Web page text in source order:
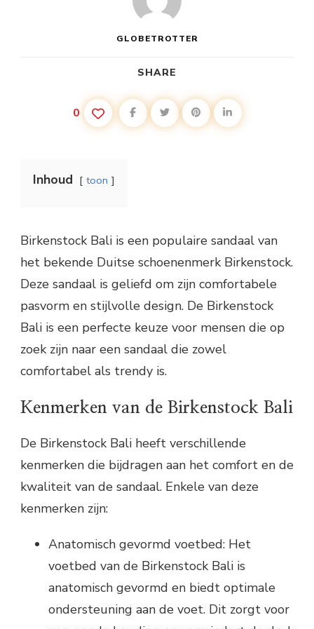
GLOBETROTTER
SHARE
0
Inhoud toon
Birkenstock Bali is een populaire sandaal van
het bekende Duitse schoenenmerk Birkenstock.
Deze sandaal is geliefd om zijn comfortabele
pasvorm en stijlvolle design. De Birkenstock
Bali is een perfecte keuze voor mensen die op
zoek zijn naar een sandaal die zowel
comfortabel als trendy is.
Kenmerken van de Birkenstock Bali
De Birkenstock Bali heeft verschillende
kenmerken die bijdragen aan het comfort en de
kwaliteit van de sandaal. Enkele van deze
kenmerken zijn:
Anatomisch gevormd voetbed: Het
voetbed van de Birkenstock Bali is
anatomisch gevormd en biedt optimale
ondersteuning aan de voet. Dit zorgt voor